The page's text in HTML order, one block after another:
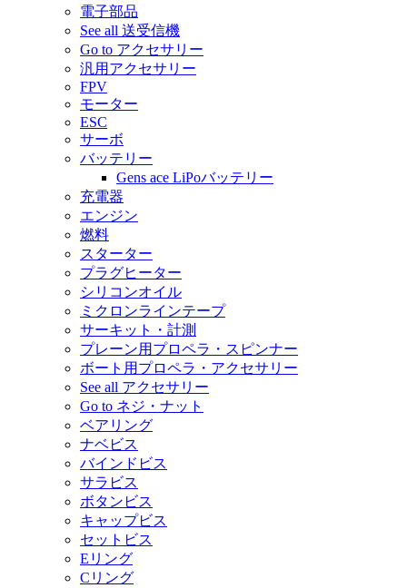
電子部品
See all 送受信機
Go to アクセサリー
汎用アクセサリー
FPV
モーター
ESC
サーボ
バッテリー
Gens ace LiPoバッテリー
充電器
エンジン
燃料
スターター
プラグヒーター
シリコンオイル
ミクロンラインテープ
サーキット・計測
プレーン用プロペラ・スピンナー
ボート用プロペラ・アクセサリー
See all アクセサリー
Go to ネジ・ナット
ベアリング
ナベビス
バインドビス
サラビス
ボタンビス
キャップビス
セットビス
Eリング
Cリング